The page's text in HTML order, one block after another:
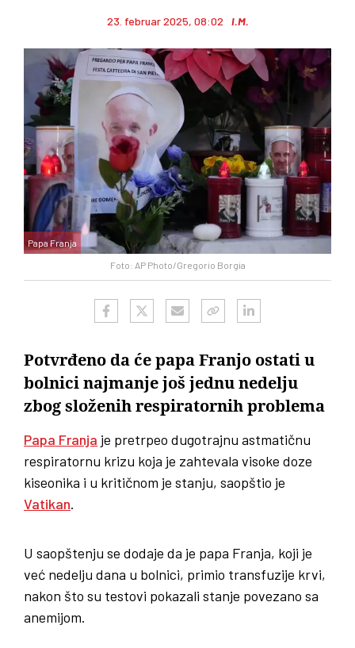
23. februar 2025, 08:02 I.M.
Foto: AP Photo/Gregorio Borgia
Papa Franja
Potvrđeno da će papa Franjo ostati u
bolnici najmanje još jednu nedelju
zbog složenih respiratornih problema
Papa Franja je pretrpeo dugotrajnu astmatičnu
respiratornu krizu koja je zahtevala visoke doze
kiseonika i u kritičnom je stanju, saopštio je
Vatikan.
U saopštenju se dodaje da je papa Franja, koji je
već nedelju dana u bolnici, primio transfuzije krvi,
nakon što su testovi pokazali stanje povezano sa
anemijom.